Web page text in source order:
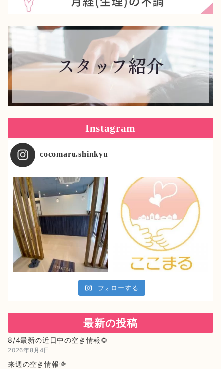
Instagram
cocomaru.shinkyu
フォローする
最新の投稿
8/4最新の近日中の空き情報🌻
2026年8月4日
来週の空き情報🌞